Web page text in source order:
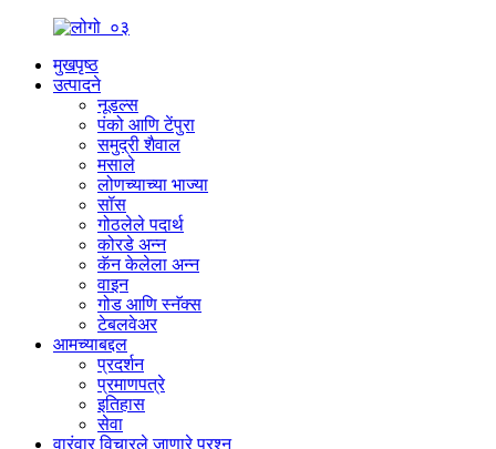
मुखपृष्ठ
उत्पादने
नूडल्स
पंको आणि टेंपुरा
समुद्री शैवाल
मसाले
लोणच्याच्या भाज्या
सॉस
गोठलेले पदार्थ
कोरडे अन्न
कॅन केलेला अन्न
वाइन
गोड आणि स्नॅक्स
टेबलवेअर
आमच्याबद्दल
प्रदर्शन
प्रमाणपत्रे
इतिहास
सेवा
वारंवार विचारले जाणारे प्रश्न